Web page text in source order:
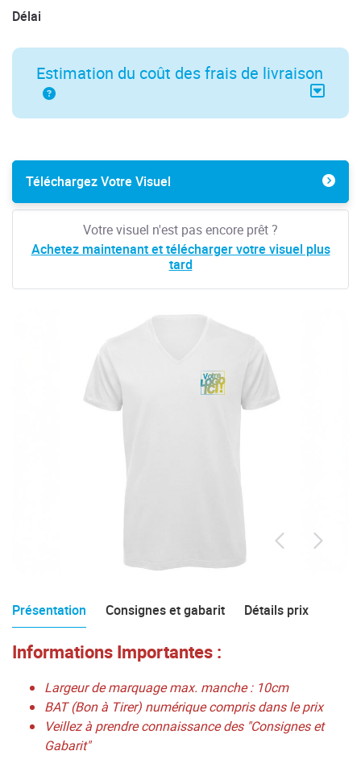
Délai
Estimation du coût des frais de livraison
Téléchargez Votre Visuel
Votre visuel n'est pas encore prêt ?
Achetez maintenant et télécharger votre visuel plus
tard
Présentation Consignes et gabarit Détails prix
Informations Importantes :
Largeur de marquage max. manche : 10cm
BAT (Bon à Tirer) numérique compris dans le prix
Veillez à prendre connaissance des "Consignes et
Gabarit"